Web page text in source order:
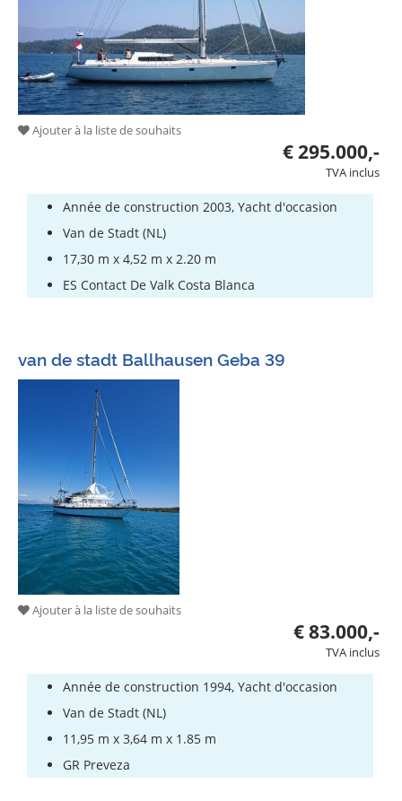
Ajouter à la liste de souhaits
€ 295.000,-
TVA inclus
Année de construction 2003, Yacht d'occasion
Van de Stadt (NL)
17,30 m x 4,52 m x 2.20 m
ES Contact De Valk Costa Blanca
van de stadt Ballhausen Geba 39
Ajouter à la liste de souhaits
€ 83.000,-
TVA inclus
Année de construction 1994, Yacht d'occasion
Van de Stadt (NL)
11,95 m x 3,64 m x 1.85 m
GR Preveza